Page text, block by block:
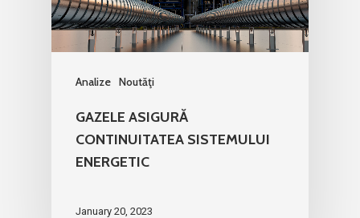
Analize Noutăţi
GAZELE ASIGURĂ
CONTINUITATEA SISTEMULUI
ENERGETIC
January 20, 2023